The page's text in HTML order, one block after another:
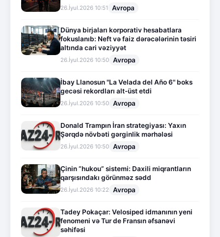
26.İyul.2026 10:51 Avropa
Dünya birjaları korporativ hesabatlara
fokuslanıb: Neft və faiz dərəcələrinin təsiri
altında cari vəziyyət
26.İyul.2026 10:50 Avropa
İbay Llanosun "La Velada del Año 6" boks
gecəsi rekordları alt-üst etdi
26.İyul.2026 10:50 Avropa
Donald Trampın İran strategiyası: Yaxın
Şərqdə növbəti gərginlik mərhələsi
26.İyul.2026 10:50 Avropa
Çinin “hukou” sistemi: Daxili miqrantların
qarşısındakı görünməz sədd
26.İyul.2026 10:22 Avropa
Tadey Pokaçar: Velosiped idmanının yeni
fenomeni və Tur de Fransın əfsanəvi
səhifəsi